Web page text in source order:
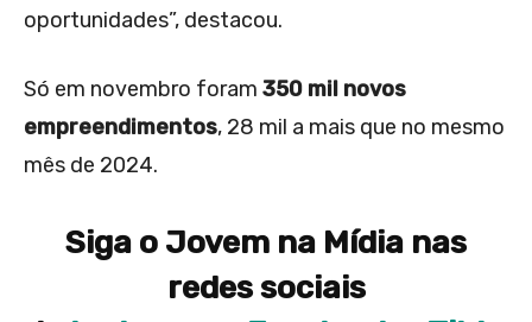
oportunidades”, destacou.
Só em novembro foram 350 mil novos
empreendimentos, 28 mil a mais que no mesmo
mês de 2024.
Siga o Jovem na Mídia nas
redes sociais